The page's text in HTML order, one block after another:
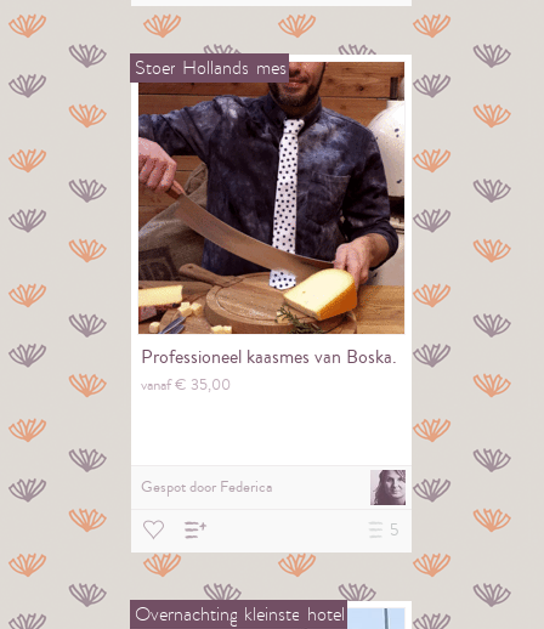
Stoer Hollands mes
Professioneel kaasmes van Boska.
vanaf € 35,00
Gespot door Federica
5
Overnachting kleinste hotel